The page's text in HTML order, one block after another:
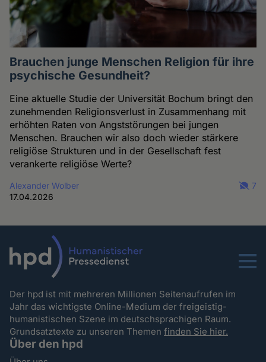
Brauchen junge Menschen Religion für ihre
psychische Gesundheit?
Eine aktuelle Studie der Universität Bochum bringt den
zunehmenden Religionsverlust in Zusammenhang mit
erhöhten Raten von Angststörungen bei jungen
Menschen. Brauchen wir also doch wieder stärkere
religiöse Strukturen und in der Gesellschaft fest
verankerte religiöse Werte?
Alexander Wolber
17.04.2026
7
Menu
Der hpd ist mit mehreren Millionen Seitenaufrufen im
Jahr das wichtigste Online-Medium der freigeistig-
humanistischen Szene im deutschsprachigen Raum.
Grundsatztexte zu unseren Themenfinden Sie hier.
Über den hpd